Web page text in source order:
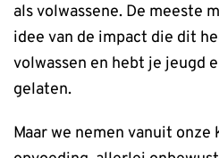
als volwassene. De meeste
idee van de impact die dit
volwassen en hebt je jeugd
gelaten.
Maar we nemen vanuit